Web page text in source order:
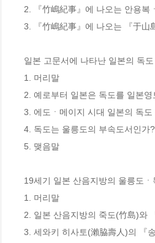
2. 『竹嶋紀事』에 나오는 안용복
3. 『竹嶋紀事』에 나오는 『于山
일본 고문서에 나타난 일본의 독도
1. 머리말
2. 예로부터 일본은 독도를 일본
3. 에도ㆍ메이지 시대 일본의 독도
4. 독도는 울릉도의 부속도서인가?
5. 맺음말
19세기 일본 산음지방의 울릉도
1. 머리말
2. 일본 산음지방의 죽도(竹島)와
3. 세와키 히사토(瀨脇壽人)의 『송